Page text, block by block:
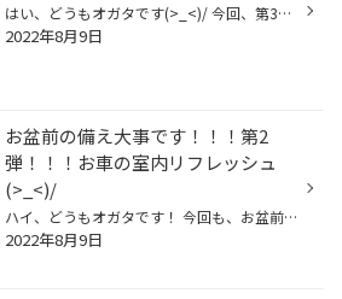
はい、どうもオガタです(>_<)/ 今回、第3弾は、お車のタイヤの角度調整です。【アライメント】 タイヤの角度が曲がっていると、タイヤの片べり・偏摩耗・燃費に影響します。 お盆で長距離を走られるお客様は必見！！！ 期間は、８／９日（火）～８／３０（火）まで！！！ 通常価格 測定+２か所調整...
2022年8月9日
お盆前の備え大事です！！！第2
弾！！！お車の室内リフレッシュ
(>_<)/
ハイ、どうもオガタです！ 今回も、お盆前に・・・・やっておきたいリフレッシュ！！！ セット価格でお買い得商品をご紹介！！！(≧▽≦)/さあ～行ってみよう！！ はい、これ！！！ エアコンフィルタ－の奥を洗浄してます！！！ エバポレ－タ－洗浄！！！！これがまた、エアコンフィルタ－が汚れすぎて...
2022年8月9日